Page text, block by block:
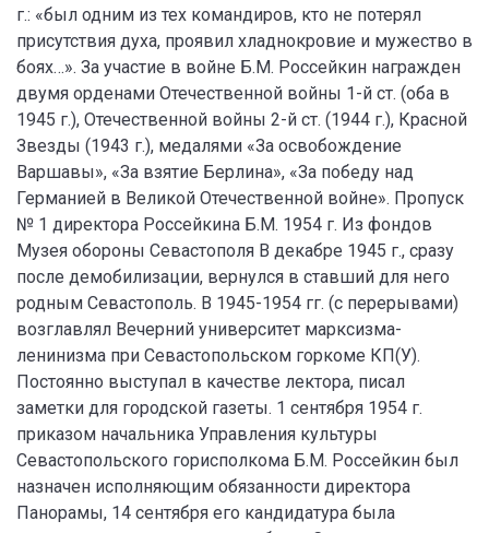
г.: «был одним из тех командиров, кто не потерял
присутствия духа, проявил хладнокровие и мужество в
боях…». За участие в войне Б.М. Россейкин награжден
двумя орденами Отечественной войны 1-й ст. (оба в
1945 г.), Отечественной войны 2-й ст. (1944 г.), Красной
Звезды (1943 г.), медалями «За освобождение
Варшавы», «За взятие Берлина», «За победу над
Германией в Великой Отечественной войне». Пропуск
№ 1 директора Россейкина Б.М. 1954 г. Из фондов
Музея обороны Севастополя В декабре 1945 г., сразу
после демобилизации, вернулся в ставший для него
родным Севастополь. В 1945-1954 гг. (с перерывами)
возглавлял Вечерний университет марксизма-
ленинизма при Севастопольском горкоме КП(У).
Постоянно выступал в качестве лектора, писал
заметки для городской газеты. 1 сентября 1954 г.
приказом начальника Управления культуры
Севастопольского горисполкома Б.М. Россейкин был
назначен исполняющим обязанности директора
Панорамы, 14 сентября его кандидатура была